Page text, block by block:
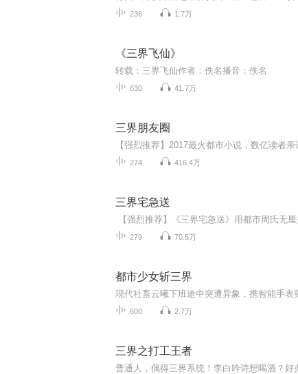
236 1.7万
《三界飞仙》
转载：三界飞仙作者：佚名播音：佚名
630 41.7万
三界朋友圈
274 416.4万
三界宅急送
279 70.5万
都市少女斩三界
600 2.7万
三界之打工王者